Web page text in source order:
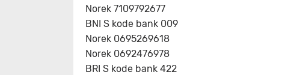
Norek 7109792677
BNI S kode bank 009
Norek 0695269618
Norek 0692476978
BRI S kode bank 422